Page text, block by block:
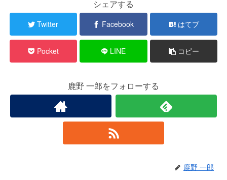
シェアする
Twitter Facebook はてブ
Pocket LINE コピー
鹿野 一郎をフォローする
鹿野 一郎